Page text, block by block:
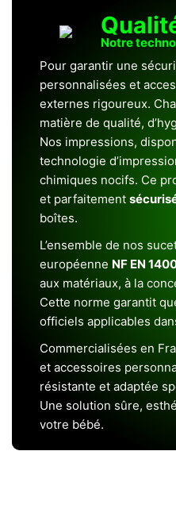
Notre
Pour garantir une
personnalisées et
externes rigoureux.
matière de qualité,
Nos impressions,
technologie
chimiques nocifs. Ce
et parfaitement
boîtes.
L’ensemble de nos
européenne NF EN
aux matériaux, à la
Cette norme garantit
officiels applicables
Commercialisées en
et accessoires
résistante et adaptée
Une solution sûre,
votre bébé.